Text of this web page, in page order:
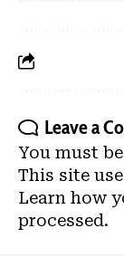
Leave a
You must be
This site
Learn how
processed.